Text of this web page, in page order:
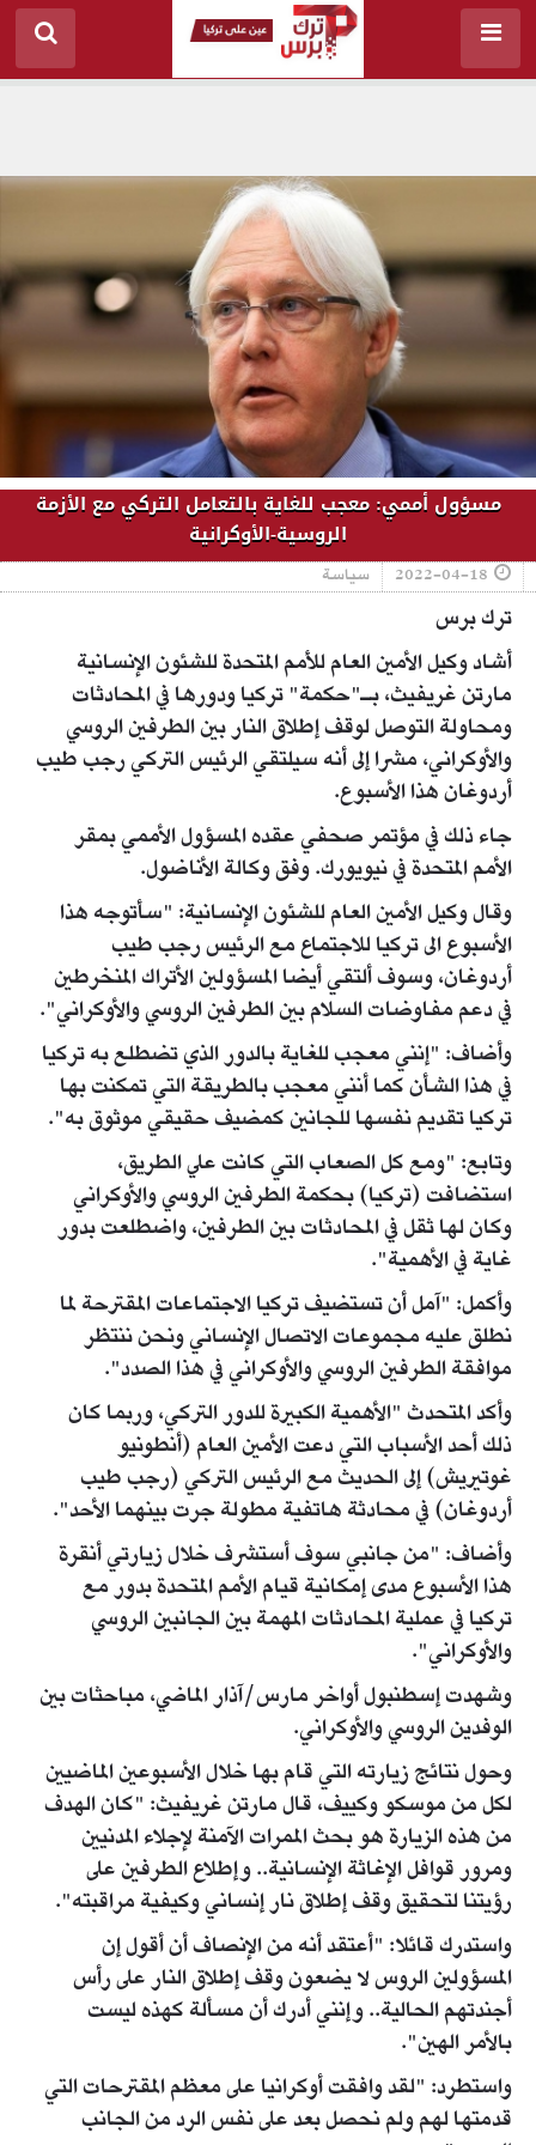
مسؤول أممي: معجب للغاية بالتعامل التركي مع الأزمة
الروسية-الأوكرانية
2022-04-18 سياسة
ترك برس
أشاد وكيل الأمين العام للأمم المتحدة للشئون الإنسانية
مارتن غريفيث، بـ"حكمة" تركيا ودورها في المحادثات
ومحاولة التوصل لوقف إطلاق النار بين الطرفين الروسي
والأوكراني، مشرا إلى أنه سيلتقي الرئيس التركي رجب طيب
أردوغان هذا الأسبوع.
جاء ذلك في مؤتمر صحفي عقده المسؤول الأممي بمقر
الأمم المتحدة في نيويورك. وفق وكالة الأناضول.
وقال وكيل الأمين العام للشئون الإنسانية: "سأتوجه هذا
الأسبوع الى تركيا للاجتماع مع الرئيس رجب طيب
أردوغان، وسوف ألتقي أيضا المسؤولين الأتراك المنخرطين
في دعم مفاوضات السلام بين الطرفين الروسي والأوكراني".
وأضاف: "إنني معجب للغاية بالدور الذي تضطلع به تركيا
في هذا الشأن كما أنني معجب بالطريقة التي تمكنت بها
تركيا تقديم نفسها للجانين كمضيف حقيقي موثوق به".
وتابع: "ومع كل الصعاب التي كانت علي الطريق،
استضافت (تركيا) بحكمة الطرفين الروسي والأوكراني
وكان لها ثقل في المحادثات بين الطرفين، واضطلعت بدور
غاية في الأهمية".
وأكمل: "آمل أن تستضيف تركيا الاجتماعات المقترحة لما
نطلق عليه مجموعات الاتصال الإنساني ونحن ننتظر
موافقة الطرفين الروسي والأوكراني في هذا الصدد".
وأكد المتحدث "الأهمية الكبيرة للدور التركي، وربما كان
ذلك أحد الأسباب التي دعت الأمين العام (أنطونيو
غوتيريش) إلى الحديث مع الرئيس التركي (رجب طيب
أردوغان) في محادثة هاتفية مطولة جرت بينهما الأحد".
وأضاف: "من جانبي سوف أستشرف خلال زيارتي أنقرة
هذا الأسبوع مدى إمكانية قيام الأمم المتحدة بدور مع
تركيا في عملية المحادثات المهمة بين الجانبين الروسي
والأوكراني".
وشهدت إسطنبول أواخر مارس/آذار الماضي، مباحثات بين
الوفدين الروسي والأوكراني.
وحول نتائج زيارته التي قام بها خلال الأسبوعين الماضيين
لكل من موسكو وكييف، قال مارتن غريفيث: "كان الهدف
من هذه الزيارة هو بحث الممرات الآمنة لإجلاء المدنيين
ومرور قوافل الإغاثة الإنسانية.. وإطلاع الطرفين على
رؤيتنا لتحقيق وقف إطلاق نار إنساني وكيفية مراقبته".
واستدرك قائلا: "أعتقد أنه من الإنصاف أن أقول إن
المسؤولين الروس لا يضعون وقف إطلاق النار على رأس
أجندتهم الحالية.. وإنني أدرك أن مسألة كهذه ليست
بالأمر الهين".
واستطرد: "لقد وافقت أوكرانيا على معظم المقترحات التي
قدمتها لهم ولم نحصل بعد على نفس الرد من الجانب